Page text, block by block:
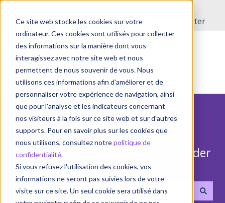
Ce site web stocke les cookies sur votre
ordinateur. Ces cookies sont utilisés pour collecter
des informations sur la manière dont vous
interagissez avec notre site web et nous
permettent de nous souvenir de vous. Nous
utilisons ces informations afin d'améliorer et de
personnaliser votre expérience de navigation, ainsi
que pour l'analyse et les indicateurs concernant
nos visiteurs à la fois sur ce site web et sur d'autres
supports. Pour en savoir plus sur les cookies que
nous utilisons, consultez notrepolitique de
confidentialité.
Si vous refusez l'utilisation des cookies, vos
informations ne seront pas suivies lors de votre
visite sur ce site. Un seul cookie sera utilisé dans
incident
client
connecter
Bonjour! Comment puis-je vous aider
?